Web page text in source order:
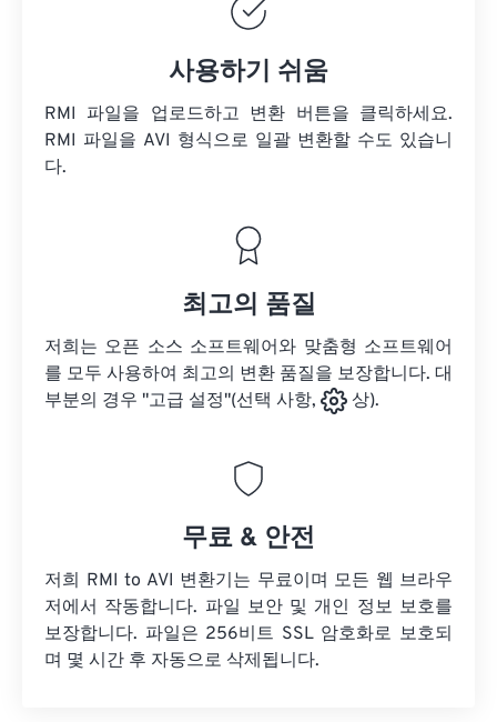
사용하기 쉬움
RMI 파일을 업로드하고 변환 버튼을 클릭하세요.
RMI 파일을 AVI 형식으로 일괄 변환할 수도 있습니
다.
최고의 품질
저희는 오픈 소스 소프트웨어와 맞춤형 소프트웨어
를 모두 사용하여 최고의 변환 품질을 보장합니다. 대
부분의 경우 "고급 설정"(선택 사항,
상).
무료 & 안전
저희 RMI to AVI 변환기는 무료이며 모든 웹 브라우
저에서 작동합니다. 파일 보안 및 개인 정보 보호를
보장합니다. 파일은 256비트 SSL 암호화로 보호되
며 몇 시간 후 자동으로 삭제됩니다.